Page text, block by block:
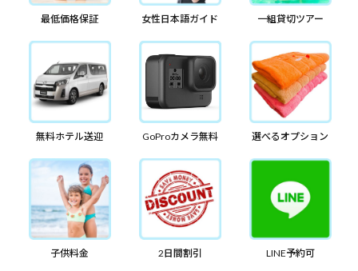
最低価格保証 女性日本語ガイド 一組貸切ツアー
無料ホテル送迎 GoProカメラ無料 選べるオプション
子供料金 2日間割引 LINE予約可